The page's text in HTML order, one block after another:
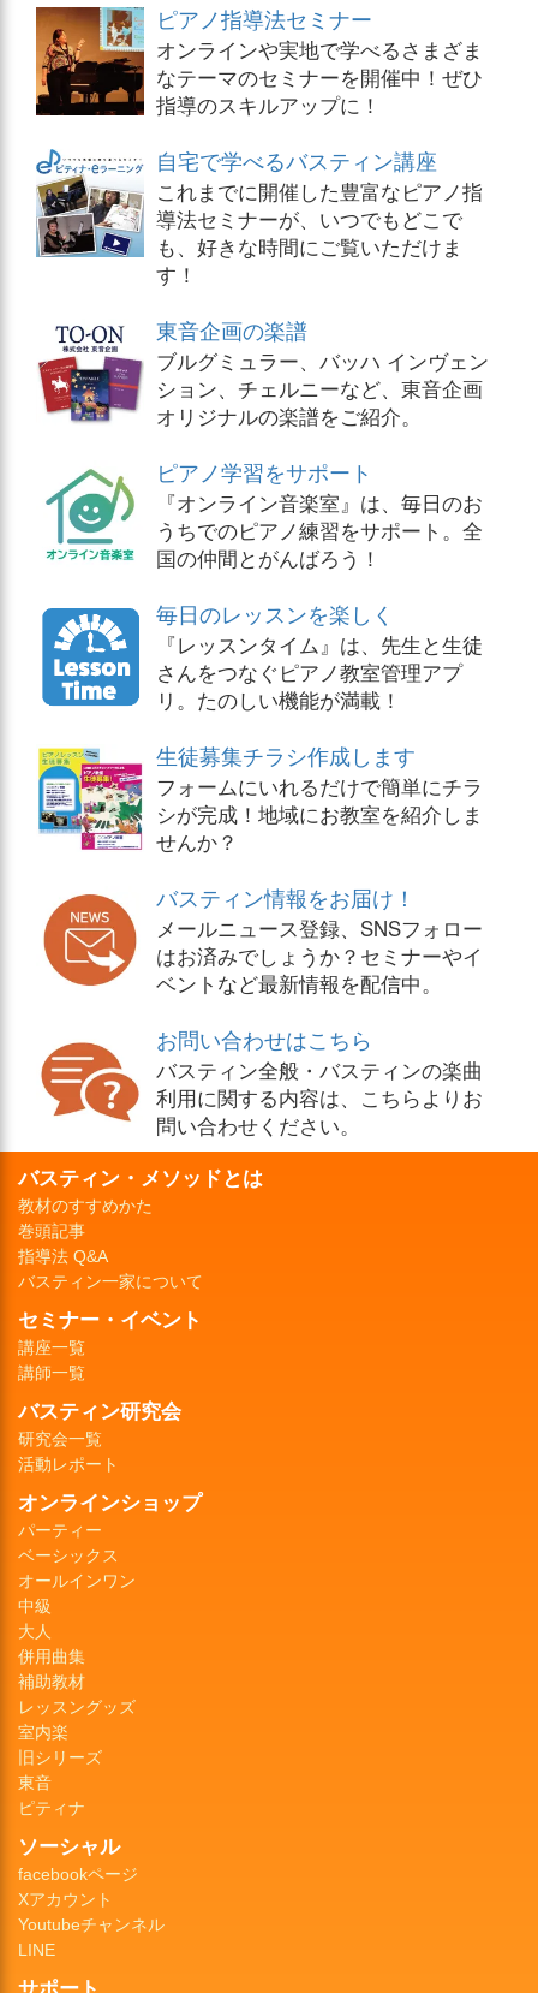
ピアノ指導法セミナー
オンラインや実地で学べるさまざま
なテーマのセミナーを開催中！ぜひ
指導のスキルアップに！
自宅で学べるバスティン講座
これまでに開催した豊富なピアノ指
導法セミナーが、いつでもどこで
も、好きな時間にご覧いただけま
す！
東音企画の楽譜
ブルグミュラー、バッハ インヴェン
ション、チェルニーなど、東音企画
オリジナルの楽譜をご紹介。
ピアノ学習をサポート
『オンライン音楽室』は、毎日のお
うちでのピアノ練習をサポート。全
国の仲間とがんばろう！
毎日のレッスンを楽しく
『レッスンタイム』は、先生と生徒
さんをつなぐピアノ教室管理アプ
リ。たのしい機能が満載！
生徒募集チラシ作成します
フォームにいれるだけで簡単にチラ
シが完成！地域にお教室を紹介しま
せんか？
バスティン情報をお届け！
メールニュース登録、SNSフォロー
はお済みでしょうか？セミナーやイ
ベントなど最新情報を配信中。
お問い合わせはこちら
バスティン全般・バスティンの楽曲
利用に関する内容は、こちらよりお
問い合わせください。
バスティン・メソッドとは
教材のすすめかた
巻頭記事
指導法 Q&A
バスティン一家について
セミナー・イベント
講座一覧
講師一覧
バスティン研究会
研究会一覧
活動レポート
オンラインショップ
パーティー
ベーシックス
オールインワン
中級
大人
併用曲集
補助教材
レッスングッズ
室内楽
旧シリーズ
東音
ピティナ
ソーシャル
facebookページ
Xアカウント
Youtubeチャンネル
LINE
サポート